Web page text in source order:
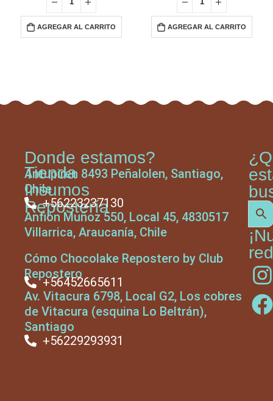
AGREGAR AL CARRITO AGREGAR AL CARRITO
Tienda
Insumos
Repostería
Donde estamos?
Antupiren 8493 Peñalolen, Santiago,
Chile
+56223237130
Anfión Muñoz 550, Local 45, 4830517
Villarrica, Araucanía, Chile
Cómo Chocolake Repostero by Club
Repostero
+56452665611
Av. Vitacura 6798, Local G2, Los cobres
de Vitacura (esquina Lo Beltrán),
Santiago
+56229293931